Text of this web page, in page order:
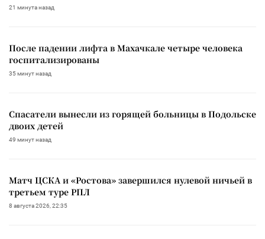
21 минута назад
После падении лифта в Махачкале четыре человека
госпитализированы
35 минут назад
Спасатели вынесли из горящей больницы в Подольске
двоих детей
49 минут назад
Матч ЦСКА и «Ростова» завершился нулевой ничьей в
третьем туре РПЛ
8 августа 2026, 22:35